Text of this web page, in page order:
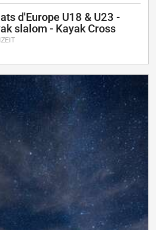
d'Europe U18 & U23 -
slalom - Kayak Cross